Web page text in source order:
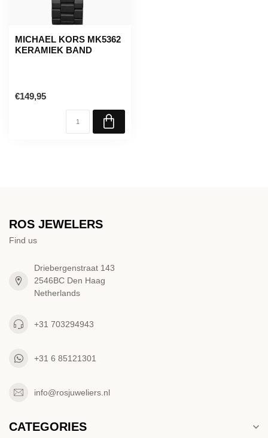
MICHAEL KORS MK5362
KERAMIEK BAND
€149,95
ROS JEWELERS
Find us
Driebergenstraat 143
2546BC Den Haag
Netherlands
+31 703294943
+31 6 85121301
info@rosjuweliers.nl
CATEGORIES